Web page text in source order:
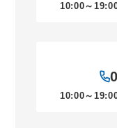
10:00～
10:00～